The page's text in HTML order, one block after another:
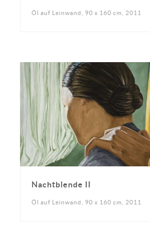
Öl auf Leinwand, 90 x 160 cm, 2011
Nachtblende II
Öl auf Leinwand, 90 x 160 cm, 2011